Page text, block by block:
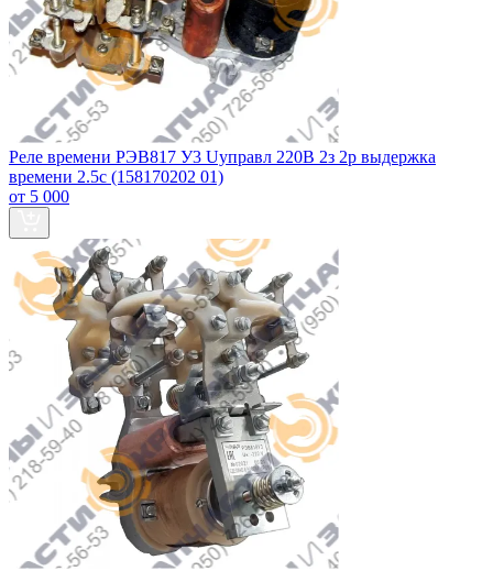
Реле времени РЭВ817 У3 Uуправл 220В 2з 2р выдержка
времени 2.5с (158170202 01)
от 5 000